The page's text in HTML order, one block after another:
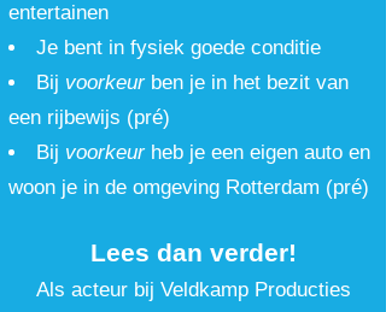
entertainen
Je bent in fysiek goede conditie
Bij voorkeurben je in het bezit van
een rijbewijs (pré)
Bij voorkeurheb je een eigen auto en
woon je in de omgeving Rotterdam (pré)
Lees dan verder!
​Als acteur bij Veldkamp Producties